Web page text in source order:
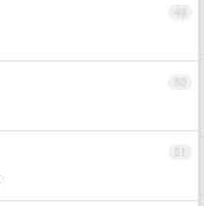
49
50
51